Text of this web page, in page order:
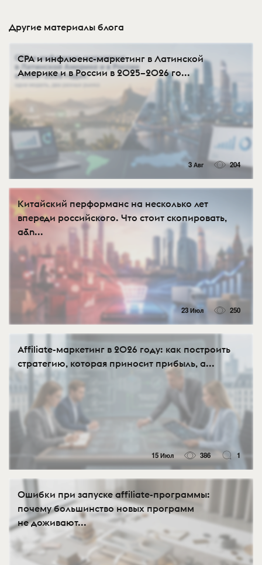
Другие материалы блога
CPA и инфлюенс-маркетинг в Латинской
Америке и в России в 2025–2026 го...
3 Авг 204
Китайский перформанс на несколько лет
впереди российского. Что стоит скопировать,
а&n...
23 Июл 250
Affiliate-маркетинг в 2026 году: как построить
стратегию, которая приносит прибыль, а...
15 Июл 386 1
Ошибки при запуске affiliate-программы:
почему большинство новых программ
не доживают...